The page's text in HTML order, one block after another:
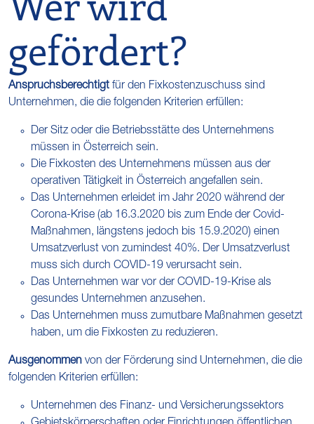
gefördert?
Anspruchsberechtigt für den Fixkostenzuschuss sind
Unternehmen, die die folgenden Kriterien erfüllen:
Der Sitz oder die Betriebsstätte des Unternehmens
müssen in Österreich sein.
Die Fixkosten des Unternehmens müssen aus der
operativen Tätigkeit in Österreich angefallen sein.
Das Unternehmen erleidet im Jahr 2020 während der
Corona-Krise (ab 16.3.2020 bis zum Ende der Covid-
Maßnahmen, längstens jedoch bis 15.9.2020) einen
Umsatzverlust von zumindest 40%. Der Umsatzverlust
muss sich durch COVID-19 verursacht sein.
Das Unternehmen war vor der COVID-19-Krise als
gesundes Unternehmen anzusehen.
Das Unternehmen muss zumutbare Maßnahmen gesetzt
haben, um die Fixkosten zu reduzieren.
Ausgenommen von der Förderung sind Unternehmen, die die
folgenden Kriterien erfüllen:
Unternehmen des Finanz- und Versicherungssektors